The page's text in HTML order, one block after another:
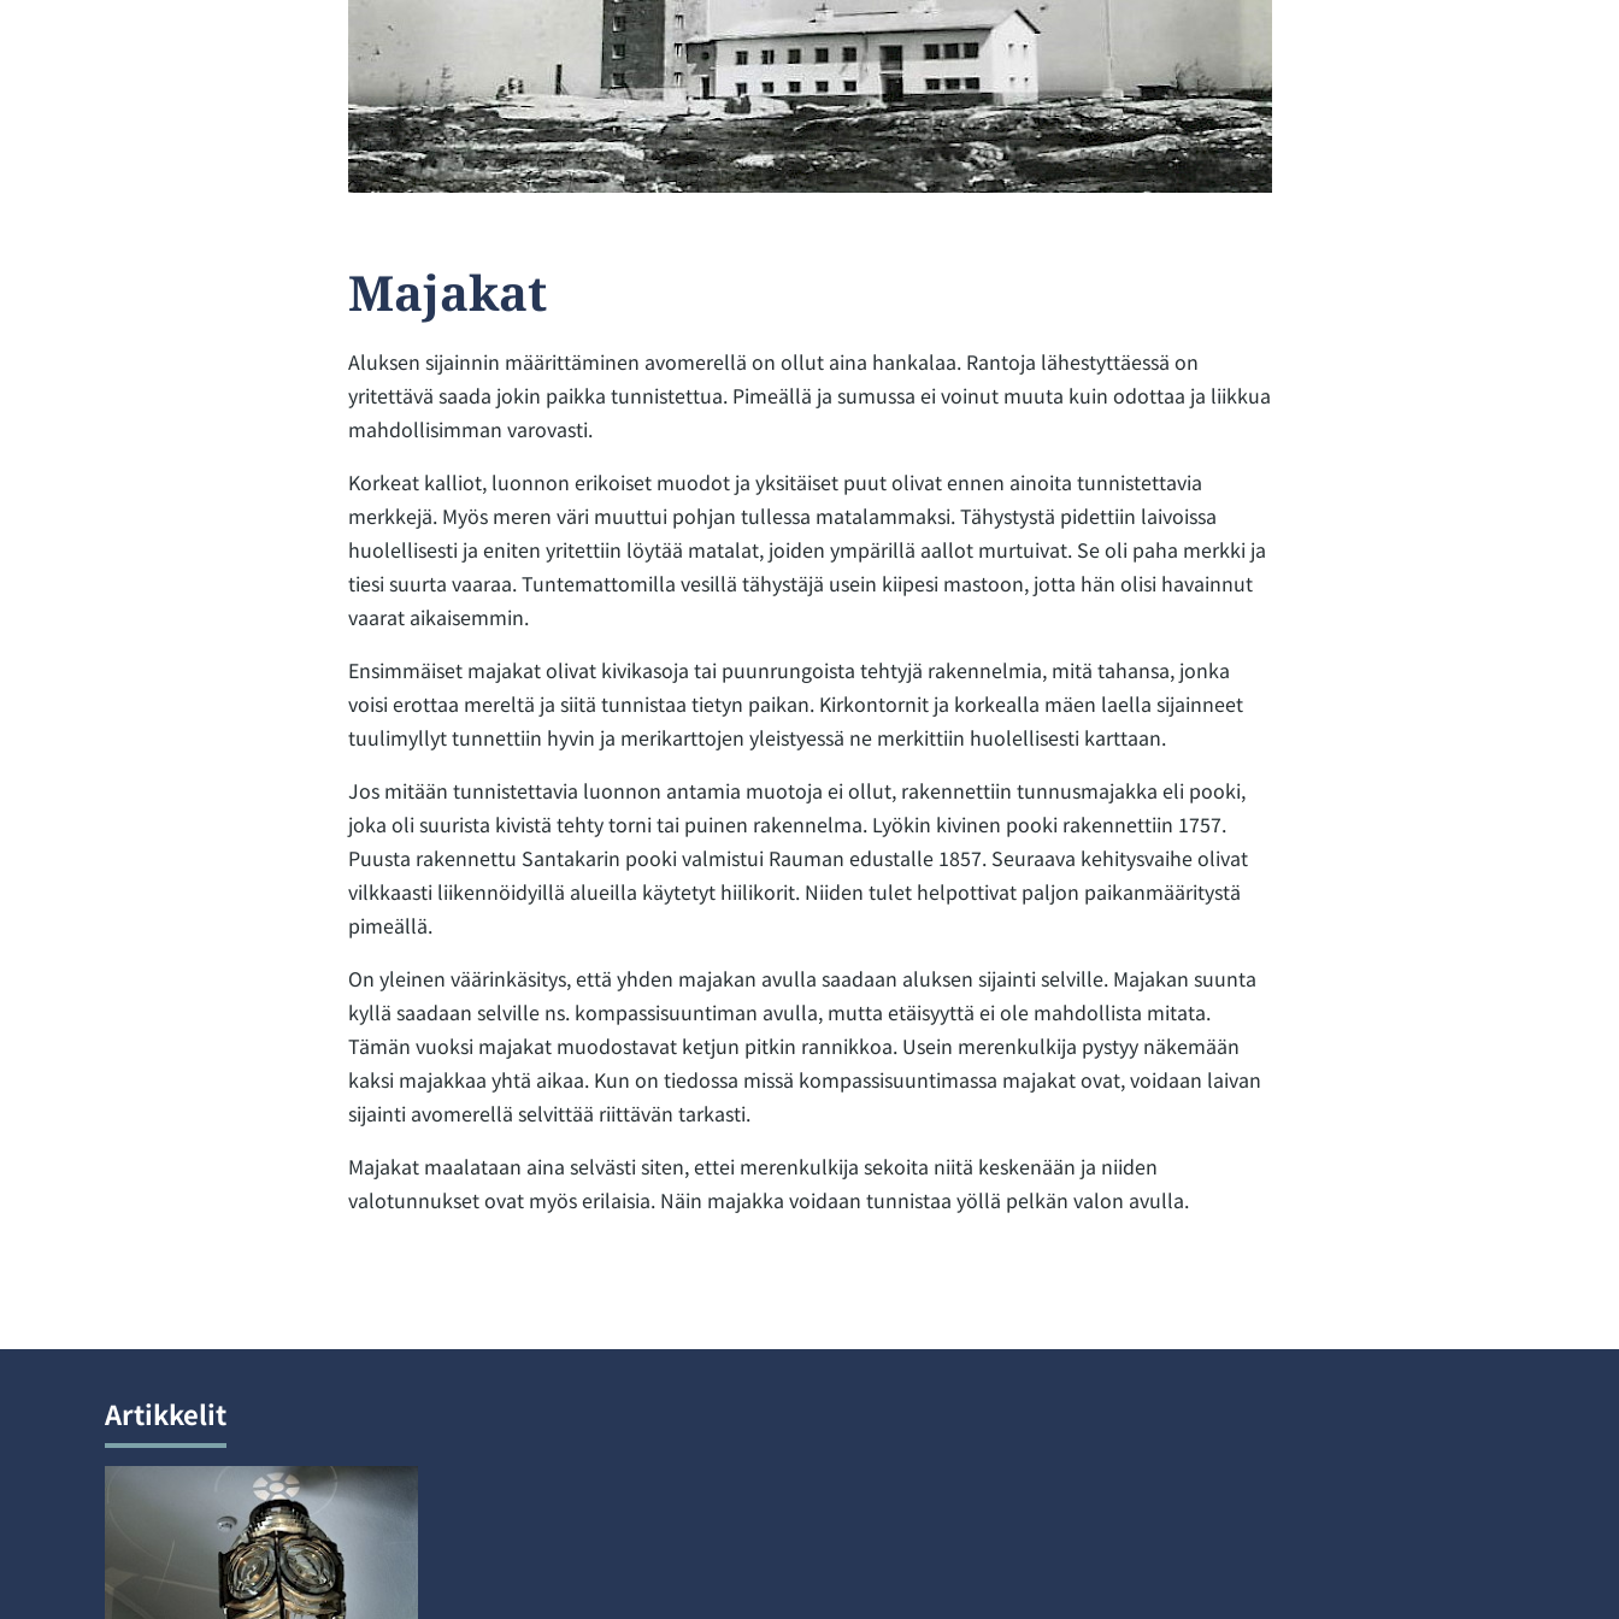
Majakat
Aluksen sijainnin määrittäminen avomerellä on ollut aina hankalaa. Rantoja lähestyttäessä on
yritettävä saada jokin paikka tunnistettua. Pimeällä ja sumussa ei voinut muuta kuin odottaa ja liikkua
mahdollisimman varovasti.
Korkeat kalliot, luonnon erikoiset muodot ja yksitäiset puut olivat ennen ainoita tunnistettavia
merkkejä. Myös meren väri muuttui pohjan tullessa matalammaksi. Tähystystä pidettiin laivoissa
huolellisesti ja eniten yritettiin löytää matalat, joiden ympärillä aallot murtuivat. Se oli paha merkki ja
tiesi suurta vaaraa. Tuntemattomilla vesillä tähystäjä usein kiipesi mastoon, jotta hän olisi havainnut
vaarat aikaisemmin.
Ensimmäiset majakat olivat kivikasoja tai puunrungoista tehtyjä rakennelmia, mitä tahansa, jonka
voisi erottaa mereltä ja siitä tunnistaa tietyn paikan. Kirkontornit ja korkealla mäen laella sijainneet
tuulimyllyt tunnettiin hyvin ja merikarttojen yleistyessä ne merkittiin huolellisesti karttaan.
Jos mitään tunnistettavia luonnon antamia muotoja ei ollut, rakennettiin tunnusmajakka eli pooki,
joka oli suurista kivistä tehty torni tai puinen rakennelma. Lyökin kivinen pooki rakennettiin 1757.
Puusta rakennettu Santakarin pooki valmistui Rauman edustalle 1857. Seuraava kehitysvaihe olivat
vilkkaasti liikennöidyillä alueilla käytetyt hiilikorit. Niiden tulet helpottivat paljon paikanmääritystä
pimeällä.
On yleinen väärinkäsitys, että yhden majakan avulla saadaan aluksen sijainti selville. Majakan suunta
kyllä saadaan selville ns. kompassisuuntiman avulla, mutta etäisyyttä ei ole mahdollista mitata.
Tämän vuoksi majakat muodostavat ketjun pitkin rannikkoa. Usein merenkulkija pystyy näkemään
kaksi majakkaa yhtä aikaa. Kun on tiedossa missä kompassisuuntimassa majakat ovat, voidaan laivan
sijainti avomerellä selvittää riittävän tarkasti.
Majakat maalataan aina selvästi siten, ettei merenkulkija sekoita niitä keskenään ja niiden
valotunnukset ovat myös erilaisia. Näin majakka voidaan tunnistaa yöllä pelkän valon avulla.
Artikkelit